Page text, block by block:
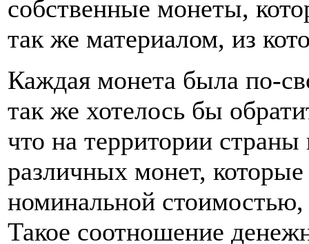
собственные монеты,
так же материалом, из
Каждая монета была по-
так же хотелось бы
что на территории
различных монет, которые
номинальной
Такое соотношение